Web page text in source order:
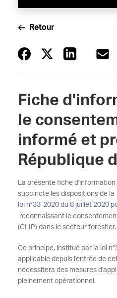
Retour
Fiche
le
informé et
République
La présente fiche
succincte les dispositions de la
loi n°33-2020 du 8 juillet 2020
reconnaissant le
(CLIP) dans le secteur forestier.
Ce principe, institué par la loi
applicable depuis l'entrée de
nécessitera des mesures
pleinement opérationnel.